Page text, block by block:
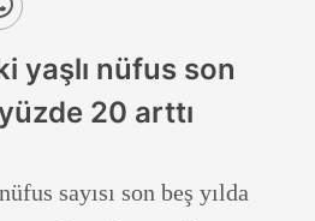
yaşlı nüfus son
20 arttı
sayısı son beş yılda